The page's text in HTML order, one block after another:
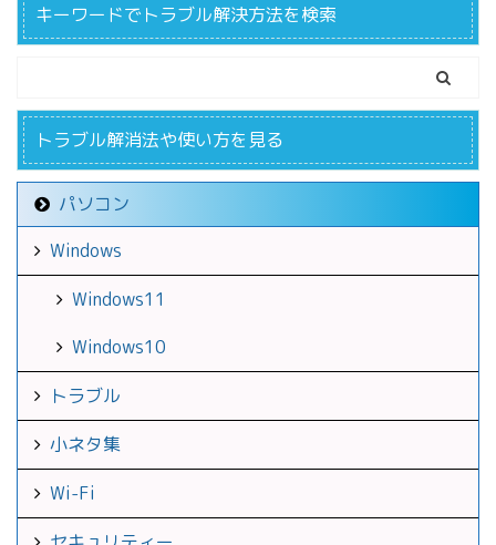
キーワードでトラブル解決方法を検索
トラブル解消法や使い方を見る
パソコン
Windows
Windows11
Windows10
トラブル
小ネタ集
Wi-Fi